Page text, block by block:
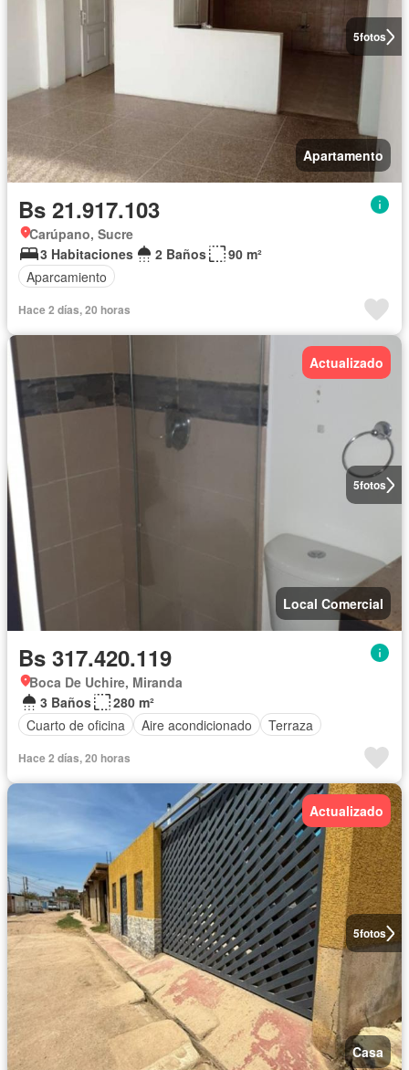
5fotos
Apartamento
Bs 21.917.103
Carúpano, Sucre
3 Habitaciones
2 Baños
90 m²
Aparcamiento
Hace 2 días, 20 horas
5fotos
Actualizado
Local Comercial
Bs 317.420.119
Boca De Uchire, Miranda
3 Baños
280 m²
Cuarto de oficina
Aire acondicionado Terraza
Hace 2 días, 20 horas
5fotos
Actualizado
Casa